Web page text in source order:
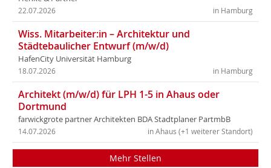
in Hamburg
22.07.2026
Wiss. Mitarbeiter:in – Architektur und
Städtebaulicher Entwurf (m/w/d)
HafenCity Universität Hamburg
in Hamburg
18.07.2026
Architekt (m/w/d) für LPH 1-5 in Ahaus oder
Dortmund
farwickgrote partner Architekten BDA Stadtplaner PartmbB
in Ahaus (+1 weiterer Standort)
14.07.2026
Mehr Stellen